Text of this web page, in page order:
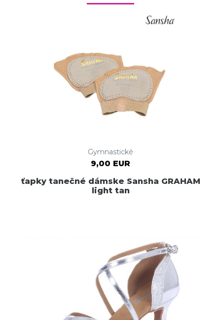
Gymnastické
9,00 EUR
ťapky tanečné dámske Sansha GRAHAM
light tan